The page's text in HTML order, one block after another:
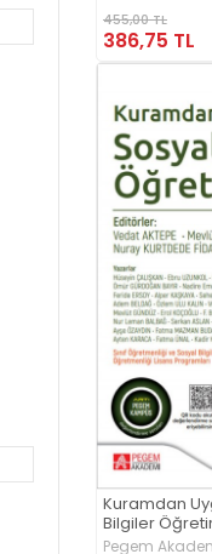
455,00 TL
386,75 TL
Kuramdan
Bilgiler
Pegem